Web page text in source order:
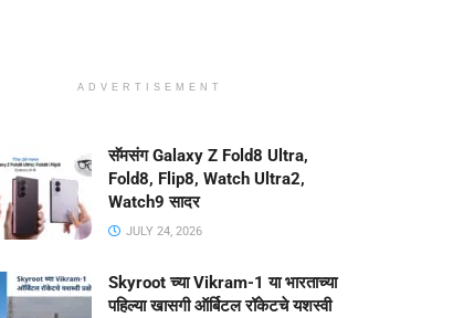
ADVERTISEMENT
सॅमसंग Galaxy Z Fold8 Ultra,
Fold8, Flip8, Watch Ultra2,
Watch9 सादर
JULY 24, 2026
Skyroot च्या Vikram-1 या भारताच्या
पहिल्या खासगी ऑर्बिटल रॉकेटचे यशस्वी